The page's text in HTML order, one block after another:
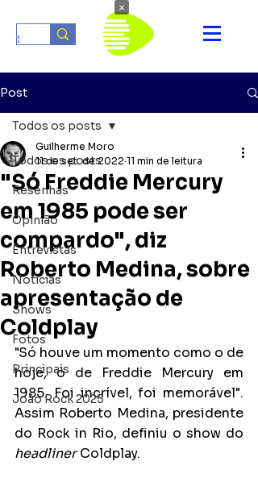
Post
Todos os posts
Resenhas
Opinião
Entrevistas
Notícias
Shows
Fotos
Principais
João Rock 2025
Todos os posts
"Só Freddie Mercury
em 1985 pode ser
compardo", diz
Roberto Medina, sobre
apresentação de
Coldplay
Guilherme Moro
11 de set. de 2022 11 min de leitura
"Só houve um momento como o de
hoje, o de Freddie Mercury em
1985. Foi incrível, foi memorável".
Assim Roberto Medina, presidente
headliner Coldplay.
×